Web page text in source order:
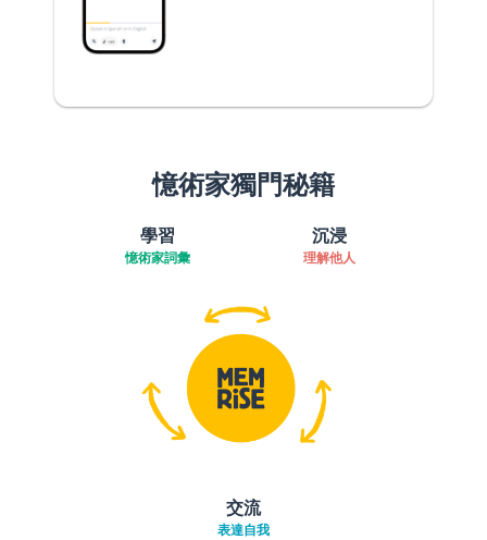
憶術家獨門秘籍
學習
憶術家詞彙
沉浸
理解他人
交流
表達自我